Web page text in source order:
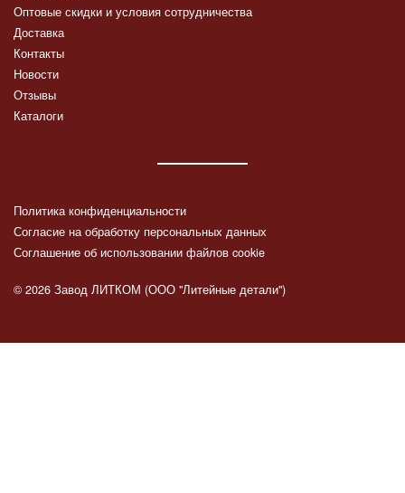
Оптовые скидки и условия сотрудничества
Доставка
Контакты
Новости
Отзывы
Каталоги
Политика конфиденциальности
Согласие на обработку персональных данных
Соглашение об использовании файлов cookie
© 2026 Завод ЛИТКОМ (ООО "Литейные детали")